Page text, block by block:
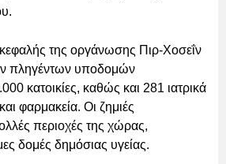
της οργάνωσης Πιρ-Χοσεΐν
πληγέντων υποδομών
κατοικίες, καθώς και 281 ιατρικά
φαρμακεία. Οι ζημιές
περιοχές της χώρας,
δομές δημόσιας υγείας.